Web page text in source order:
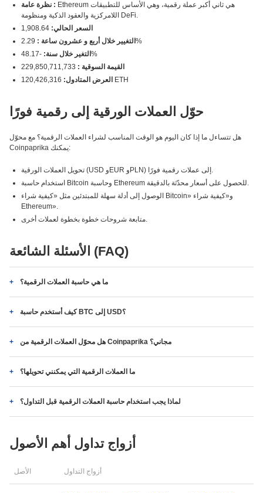
نظرة عامة : Ethereum هي ثاني أكبر عملة رقمية، وهي الأساس للتطبيقات
اللامركزية والعقود الذكية ومنظومة DeFi.
السعر الحالي:
التغيير خلال أربع و عشرون ساعة : 2.29%
التغير خلال سنة: -48.17%
القيمة السوقية :
العرض المتادول:
120,426,316 ETH
حوّل العملات الورقية إلى رقمية فورًا
هل تتساءل ما إذا كان اليوم هو الوقت المناسب لشراء العملات الرقمية؟ مع محوّل
Coinpaprika يمكنك:
تحويل العملات الورقية (USD وEUR وPLN) إلى عملات رقمية فورًا.
استخدام حاسبة Bitcoin وحاسبة Ethereum للحصول على أسعار محدّثة بالدقيقة.
الوصول إلى أدلة سهلة للمبتدئين مثل «كيفية شراء Bitcoin» و«كيفية شراء
Ethereum».
متابعة شروحات خطوة بخطوة لعملات أخرى.
الأسئلة الشائعة (FAQ)
ما هي حاسبة العملات الرقمية؟
كيف أستخدم حاسبة BTC إلى USD؟
هل محوّل العملات الرقمية من Coinpaprika مجاني؟
ما العملات الرقمية التي يمكنني تحويلها؟
لماذا يجب استخدام حاسبة العملات الرقمية قبل التداول؟
أزواج تداول أهم الأصول
الأصل أزواج التداول